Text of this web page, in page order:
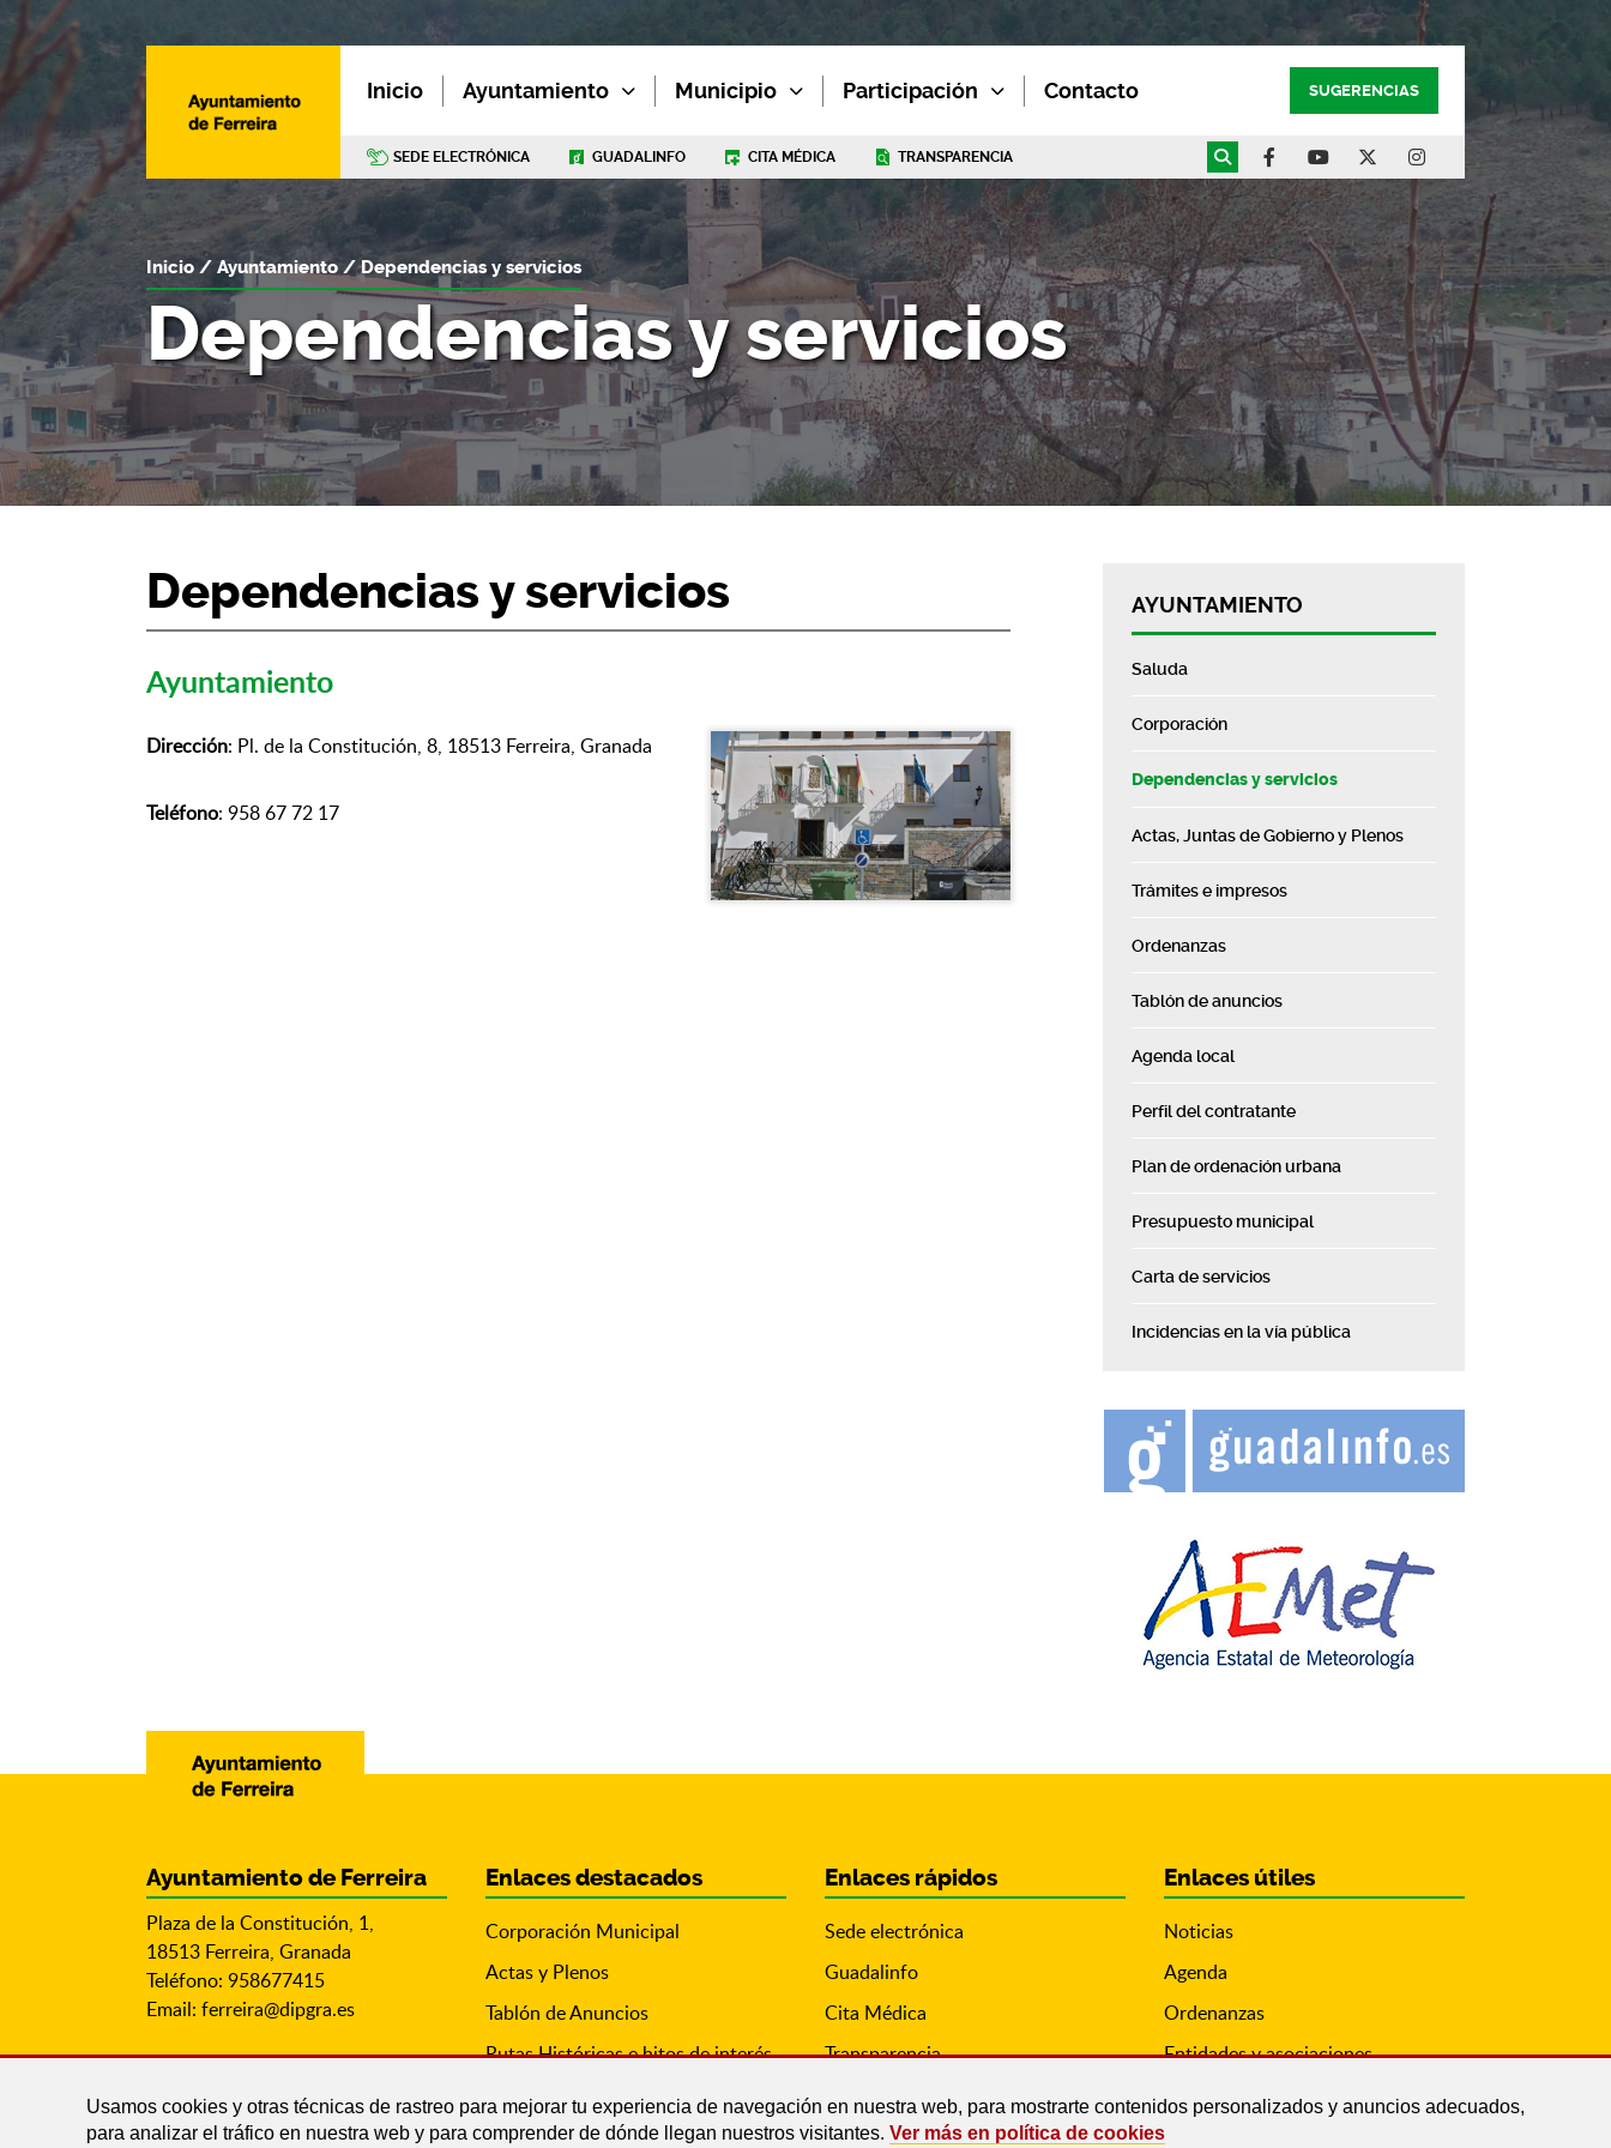
Usamos cookies y otras técnicas de rastreo para mejorar tu experiencia de navegación en nuestra web, para mostrarte contenidos personalizados y anuncios adecuados,
para analizar el tráfico en nuestra web y para comprender de dónde llegan nuestros visitantes. Ver más en política de cookies
Inicio Ayuntamiento Municipio Participación Contacto SUGERENCIAS
SEDE ELECTRÓNICA GUADALINFO CITA MÉDICA TRANSPARENCIA
Dependencias y servicios
Inicio Ayuntamiento Dependencias y servicios
Dependencias y servicios
Ayuntamiento
Dirección: Pl. de la Constitución, 8, 18513 Ferreira, Granada
Teléfono: 958 67 72 17
AYUNTAMIENTO
Saluda
Corporación
Dependencias y servicios
Actas, Juntas de Gobierno y Plenos
Trámites e impresos
Ordenanzas
Tablón de anuncios
Agenda local
Perfil del contratante
Plan de ordenación urbana
Presupuesto municipal
Carta de servicios
Incidencias en la vía pública
Ayuntamiento de Ferreira
Plaza de la Constitución, 1,
18513 Ferreira, Granada
Teléfono: 958677415
Email: ferreira@dipgra.es
Enlaces destacados
Corporación Municipal
Actas y Plenos
Tablón de Anuncios
Rutas Históricas e hitos de interés
Enlaces rápidos
Sede electrónica
Guadalinfo
Cita Médica
Transparencia
Enlaces útiles
Noticias
Agenda
Ordenanzas
Entidades y asociaciones